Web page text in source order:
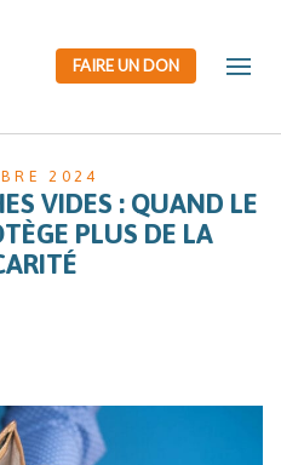
2024
VIDES : QUAND LE
PLUS DE LA
FAIRE UN DON